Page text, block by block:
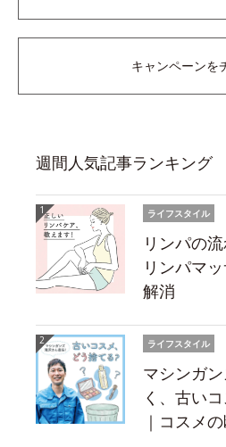
キャンペーンを
週間人気記事ランキング
ライフスタイル
リンパの
リンパマ
解消
ライフスタイル
マシンガ
く、古い
｜コスメ